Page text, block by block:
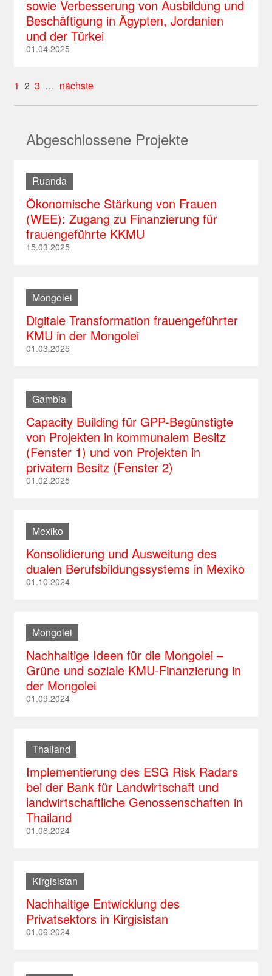
sowie Verbesserung von Ausbildung und
Beschäftigung in Ägypten, Jordanien
und der Türkei
01.04.2025
1 2 3 … nächste
Abgeschlossene Projekte
Ruanda
Ökonomische Stärkung von Frauen
(WEE): Zugang zu Finanzierung für
frauengeführte KKMU
15.03.2025
Mongolei
Digitale Transformation frauengeführter
KMU in der Mongolei
01.03.2025
Gambia
Capacity Building für GPP-Begünstigte
von Projekten in kommunalem Besitz
(Fenster 1) und von Projekten in
privatem Besitz (Fenster 2)
01.02.2025
Mexiko
Konsolidierung und Ausweitung des
dualen Berufsbildungssystems in Mexiko
01.10.2024
Mongolei
Nachhaltige Ideen für die Mongolei –
Grüne und soziale KMU-Finanzierung in
der Mongolei
01.09.2024
Thailand
Implementierung des ESG Risk Radars
bei der Bank für Landwirtschaft und
landwirtschaftliche Genossenschaften in
Thailand
01.06.2024
Kirgisistan
Nachhaltige Entwicklung des
Privatsektors in Kirgisistan
01.06.2024